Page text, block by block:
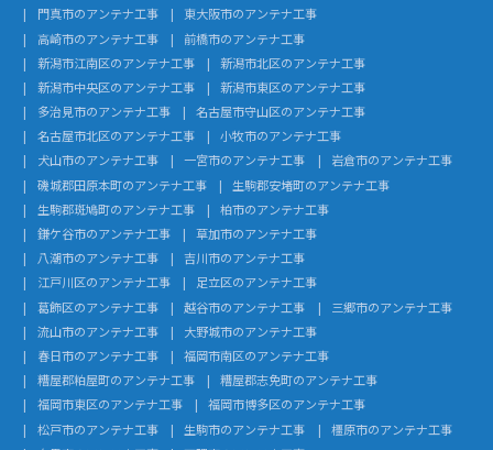
門真市のアンテナ工事
東大阪市のアンテナ工事
高崎市のアンテナ工事
前橋市のアンテナ工事
新潟市江南区のアンテナ工事
新潟市北区のアンテナ工事
新潟市中央区のアンテナ工事
新潟市東区のアンテナ工事
多治見市のアンテナ工事
名古屋市守山区のアンテナ工事
名古屋市北区のアンテナ工事
小牧市のアンテナ工事
犬山市のアンテナ工事
一宮市のアンテナ工事
岩倉市のアンテナ工事
磯城郡田原本町のアンテナ工事
生駒郡安堵町のアンテナ工事
生駒郡斑鳩町のアンテナ工事
柏市のアンテナ工事
鎌ケ谷市のアンテナ工事
草加市のアンテナ工事
八潮市のアンテナ工事
吉川市のアンテナ工事
江戸川区のアンテナ工事
足立区のアンテナ工事
葛飾区のアンテナ工事
越谷市のアンテナ工事
三郷市のアンテナ工事
流山市のアンテナ工事
大野城市のアンテナ工事
春日市のアンテナ工事
福岡市南区のアンテナ工事
糟屋郡粕屋町のアンテナ工事
糟屋郡志免町のアンテナ工事
福岡市東区のアンテナ工事
福岡市博多区のアンテナ工事
松戸市のアンテナ工事
生駒市のアンテナ工事
橿原市のアンテナ工事